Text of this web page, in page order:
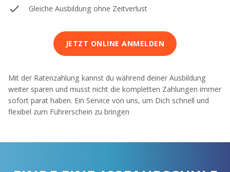
Gleiche Ausbildung ohne Zeitverlust
JETZT ONLINE ANMELDEN
Mit der Ratenzahlung kannst du während deiner Ausbildung
weiter sparen und musst nicht die kompletten Zahlungen immer
sofort parat haben. Ein Service von uns, um Dich schnell und
flexibel zum Führerschein zu bringen